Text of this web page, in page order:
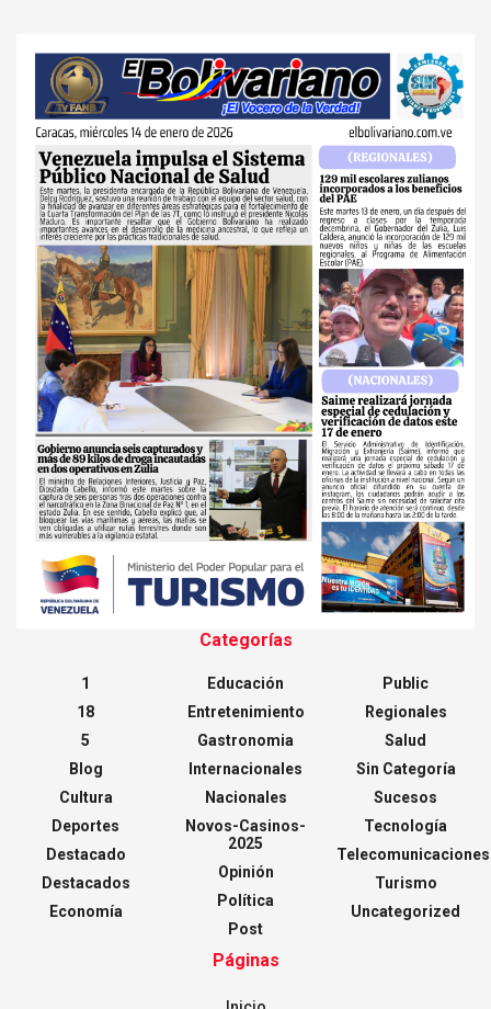
Categorías
1
18
5
Blog
Cultura
Deportes
Destacado
Destacados
Economía
Educación
Entretenimiento
Gastronomia
Internacionales
Nacionales
Novos-Casinos-
2025
Opinión
Política
Post
Public
Regionales
Salud
Sin Categoría
Sucesos
Tecnología
Telecomunicaciones
Turismo
Uncategorized
Páginas